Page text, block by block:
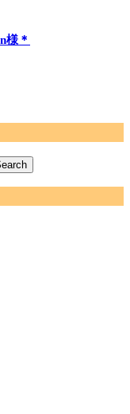
様＊